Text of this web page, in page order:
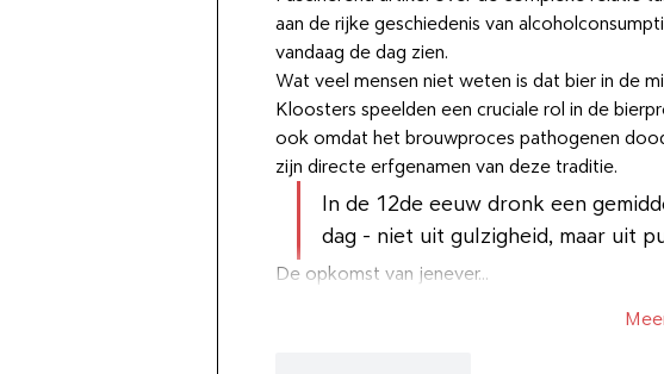
aan de rijke geschiedenis van
vandaag de dag zien.
Wat veel mensen niet weten is dat bier in de
Kloosters speelden een cruciale rol in de
ook omdat het brouwproces pathogenen
zijn directe erfgenamen van deze traditie.
In de 12de eeuw dronk een
dag - niet uit gulzigheid, maar uit
De opkomst van jenever…